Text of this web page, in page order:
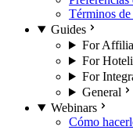
Términos
Guides
For
For
For
General
Webinars
Cómo